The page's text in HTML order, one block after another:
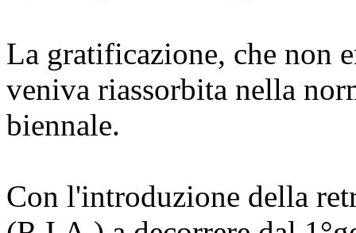
La gratificazione, che non
veniva riassorbita nella
biennale.
Con l'introduzione della